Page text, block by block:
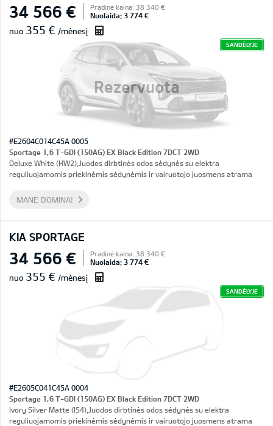
Rezervuota
34 566 € Pradinė kaina: 38 340 €
Nuolaida: 3 774 €
nuo 355 € /mėnesį
SANDĖLYJE
#E2604C014C45A 0005
Sportage 1,6 T-GDI (150AG) EX Black Edition 7DCT 2WD
Deluxe White (HW2),Juodos dirbtinės odos sėdynės su elektra
reguliuojamomis priekinėmis sėdynėmis ir vairuotojo juosmens atrama
MANE DOMINA!
KIA SPORTAGE
34 566 € Pradinė kaina: 38 340 €
Nuolaida: 3 774 €
nuo 355 € /mėnesį
SANDĖLYJE
#E2605C041C45A 0004
Sportage 1,6 T-GDI (150AG) EX Black Edition 7DCT 2WD
Ivory Silver Matte (IS4),Juodos dirbtinės odos sėdynės su elektra
reguliuojamomis priekinėmis sėdynėmis ir vairuotojo juosmens atrama